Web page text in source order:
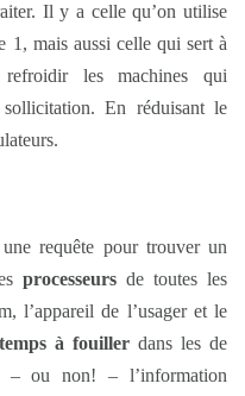
Il y a celle qu’on utilise
1, mais aussi celle qui sert à
les machines qui
En réduisant le
requête pour trouver un
processeurs de toutes les
l’appareil de l’usager et le
à fouiller dans les de
– ou non! – l’information